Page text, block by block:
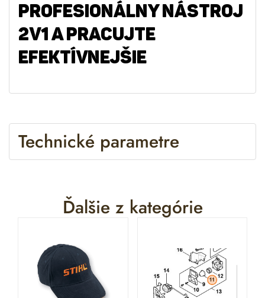
PROFESIONÁLNY NÁSTROJ
2v1 A PRACUJTE
EFEKTÍVNEJŠIE
Technické parametre
Ďalšie z kategórie